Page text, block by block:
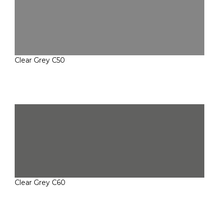
Clear Grey C50
Clear Grey C60